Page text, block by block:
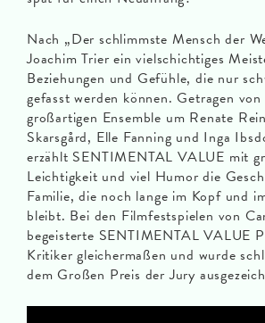
Nach „Der schlimmste Mensch der
Joachim Trier ein vielschichtiges
Beziehungen und Gefühle, die nur
gefasst werden können. Getragen von
großartigen Ensemble um Renate
Skarsgård, Elle Fanning und Inga
erzählt SENTIMENTAL VALUE mit
Leichtigkeit und viel Humor die
Familie, die noch lange im Kopf und
bleibt. Bei den Filmfestspielen von
begeisterte SENTIMENTAL VALUE
Kritiker gleichermaßen und wurde
dem Großen Preis der Jury